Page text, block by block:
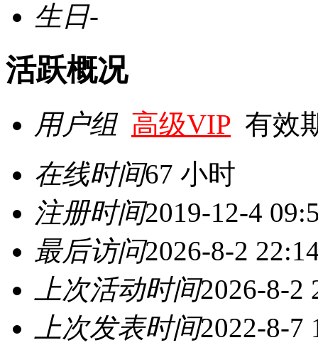
生日-
活跃概况
用户组 高级VIP 有效
在线时间67 小时
注册时间2019-12-4
最后访问2026-8-2
上次活动时间2026-8-2
上次发表时间2022-8-7